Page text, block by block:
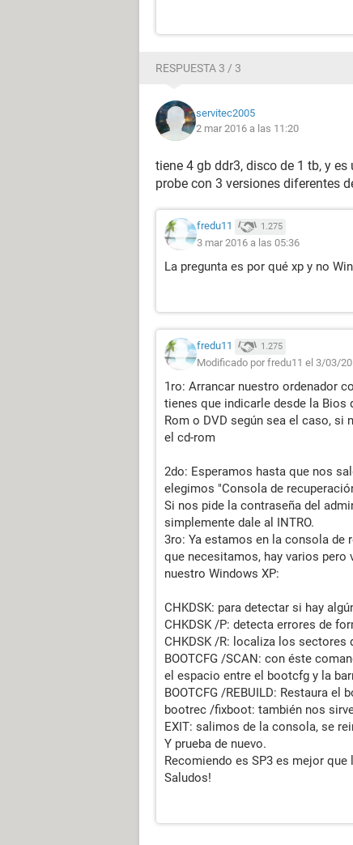
RESPUESTA 3 / 3
servitec2005
2 mar 2016 a las 11:20
tiene 4 gb ddr3, disco de 1 tb, y
probe con 3 versiones diferentes
fredu11 1.275
3 mar 2016 a las 05:36
La pregunta es por qué xp y no
fredu11 1.275
Modificado por fredu11 el 3/03/
1ro: Arrancar nuestro ordenador
tienes que indicarle desde la Bios
Rom o DVD según sea el caso,
el cd-rom
2do: Esperamos hasta que nos
elegimos "Consola de
Si nos pide la contraseña del
simplemente dale al INTRO.
3ro: Ya estamos en la consola de
que necesitamos, hay varios
nuestro Windows XP:
CHKDSK: para detectar si hay
CHKDSK /P: detecta errores de
CHKDSK /R: localiza los sectores
BOOTCFG /SCAN: con éste
el espacio entre el bootcfg y la
BOOTCFG /REBUILD: Restaura el
bootrec /fixboot: también nos
EXIT: salimos de la consola, se
Y prueba de nuevo.
Recomiendo es SP3 es mejor
Saludos!